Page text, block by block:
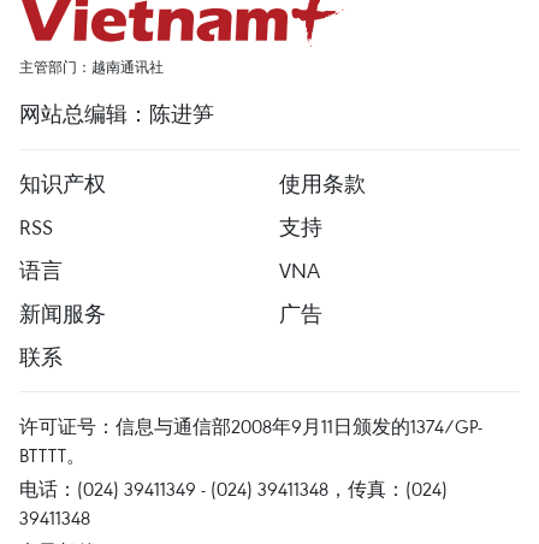
主管部门：越南通讯社
网站总编辑：陈进笋
知识产权
使用条款
RSS
支持
语言
VNA
新闻服务
广告
联系
许可证号：信息与通信部2008年9月11日颁发的1374/GP-
BTTTT。
电话：(024) 39411349 - (024) 39411348，传真：(024)
39411348